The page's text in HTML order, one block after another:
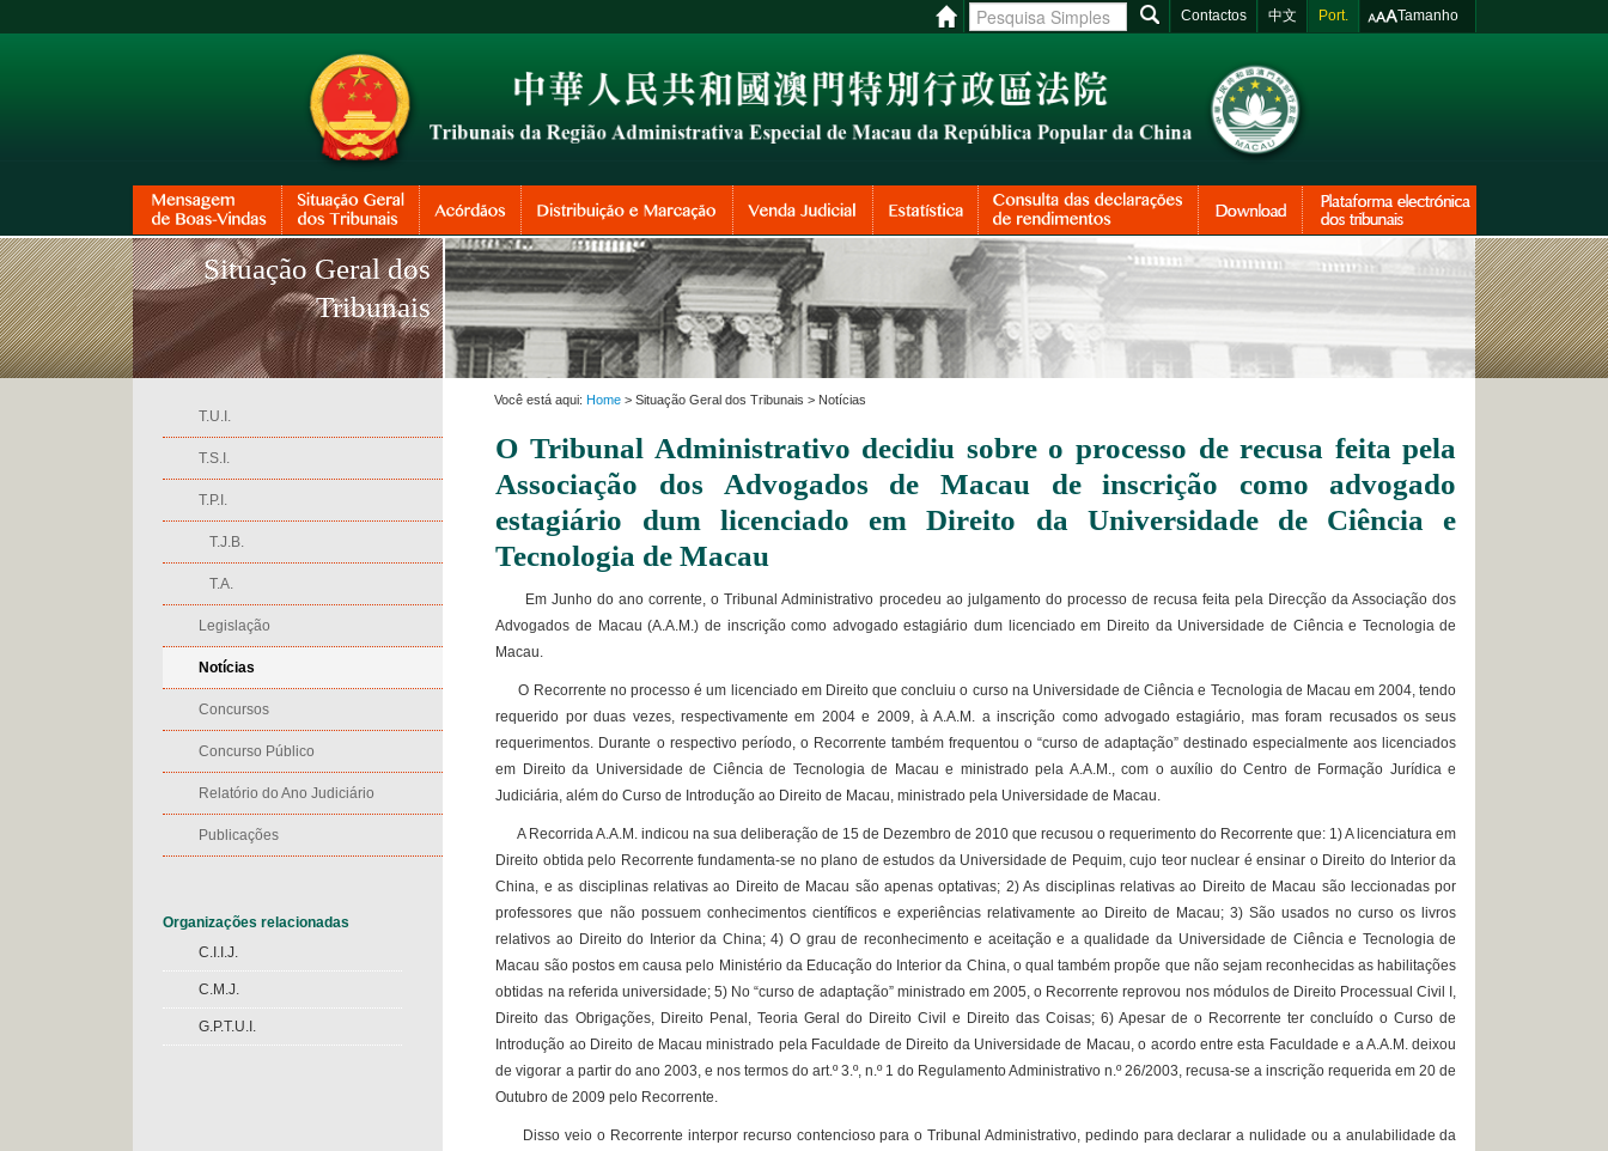
Contactos 中文 Port. Tamanho
Situação Geral dos
Tribunais
Organizações relacionadas
C.I.I.J.
C.M.J.
G.P.T.U.I.
T.U.I.
T.S.I.
T.P.I.
T.J.B.
T.A.
Legislação
Notícias
Concursos
Concurso Público
Relatório do Ano Judiciário
Publicações
Você está aqui:Home > Situação Geral dos Tribunais > Notícias
O Tribunal Administrativo decidiu sobre o processo de recusa feita pela
Associação dos Advogados de Macau de inscrição como advogado
estagiário dum licenciado em Direito da Universidade de Ciência e
Tecnologia de Macau
Em Junho do ano corrente, o Tribunal Administrativo procedeu ao julgamento do processo de recusa feita pela Direcção da Associação dos
Advogados de Macau (A.A.M.) de inscrição como advogado estagiário dum licenciado em Direito da Universidade de Ciência e Tecnologia de
Macau.
O Recorrente no processo é um licenciado em Direito que concluiu o curso na Universidade de Ciência e Tecnologia de Macau em 2004, tendo
requerido por duas vezes, respectivamente em 2004 e 2009, à A.A.M. a inscrição como advogado estagiário, mas foram recusados os seus
requerimentos. Durante o respectivo período, o Recorrente também frequentou o “curso de adaptação” destinado especialmente aos licenciados
em Direito da Universidade de Ciência de Tecnologia de Macau e ministrado pela A.A.M., com o auxílio do Centro de Formação Jurídica e
Judiciária, além do Curso de Introdução ao Direito de Macau, ministrado pela Universidade de Macau.
A Recorrida A.A.M. indicou na sua deliberação de 15 de Dezembro de 2010 que recusou o requerimento do Recorrente que: 1) A licenciatura em
Direito obtida pelo Recorrente fundamenta-se no plano de estudos da Universidade de Pequim, cujo teor nuclear é ensinar o Direito do Interior da
China, e as disciplinas relativas ao Direito de Macau são apenas optativas; 2) As disciplinas relativas ao Direito de Macau são leccionadas por
professores que não possuem conhecimentos científicos e experiências relativamente ao Direito de Macau; 3) São usados no curso os livros
relativos ao Direito do Interior da China; 4) O grau de reconhecimento e aceitação e a qualidade da Universidade de Ciência e Tecnologia de
Macau são postos em causa pelo Ministério da Educação do Interior da China, o qual também propõe que não sejam reconhecidas as habilitações
obtidas na referida universidade; 5) No “curso de adaptação” ministrado em 2005, o Recorrente reprovou nos módulos de Direito Processual Civil I,
Direito das Obrigações, Direito Penal, Teoria Geral do Direito Civil e Direito das Coisas; 6) Apesar de o Recorrente ter concluído o Curso de
Introdução ao Direito de Macau ministrado pela Faculdade de Direito da Universidade de Macau, o acordo entre esta Faculdade e a A.A.M. deixou
de vigorar a partir do ano 2003, e nos termos do art.º 3.º, n.º 1 do Regulamento Administrativo n.º 26/2003, recusa-se a inscrição requerida em 20 de
Outubro de 2009 pelo Recorrente.
Disso veio o Recorrente interpor recurso contencioso para o Tribunal Administrativo, pedindo para declarar a nulidade ou a anulabilidade da